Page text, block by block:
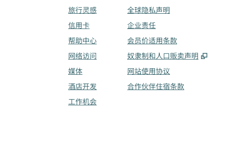
旅行灵感
信用卡
帮助中心
网络访问
媒体
酒店开发
工作机会
全球隐私声明
企业责任
会员价适用条款
奴隶制和人口贩卖声明
,
网站使用协议
合作伙伴住宿条款